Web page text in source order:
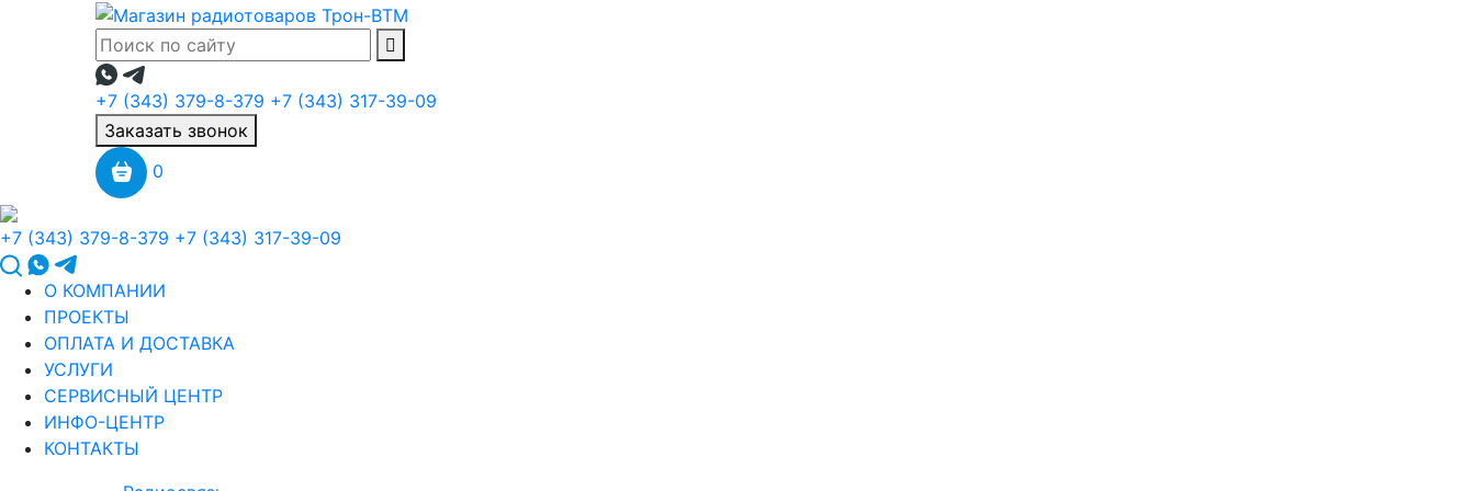
+7 (343) 379-8-379 +7 (343) 317-39-09
Заказать звонок
0
+7 (343) 379-8-379 +7 (343) 317-39-09
О КОМПАНИИ
ПРОЕКТЫ
ОПЛАТА И ДОСТАВКА
УСЛУГИ
СЕРВИСНЫЙ ЦЕНТР
ИНФО-ЦЕНТР
КОНТАКТЫ